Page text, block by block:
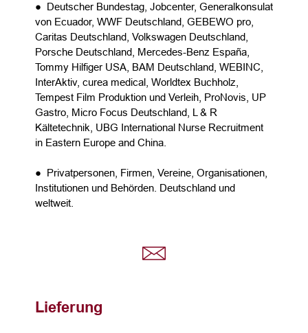
● Deutscher Bundestag, Jobcenter, Generalkonsulat
von Ecuador, WWF Deutschland, GEBEWO pro,
Caritas Deutschland, Volkswagen Deutschland,
Porsche Deutschland, Mercedes-Benz España,
Tommy Hilfiger USA, BAM Deutschland, WEBINC,
InterAktiv, curea medical, Worldtex Buchholz,
Tempest Film Produktion und Verleih, ProNovis, UP
Gastro, Micro Focus Deutschland, L & R
Kältetechnik, UBG International Nurse Recruitment
in Eastern Europe and China.
● Privatpersonen, Firmen, Vereine, Organisationen,
Institutionen und Behörden. Deutschland und
weltweit.
Lieferung